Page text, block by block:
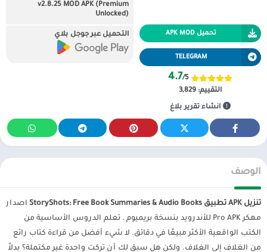
تحميل APK MOD
TELEGRAM
4.7/5
التقييم: 3,829
انشاء تقرير بلاغ
v2.8.25 MOD APK (Premium
Unlocked)
التحميل عبر جوجل بلاي
الوصف
تنزيل APK تطبيق StoryShots: Free Book Summaries & Audio Books
اصدار
مهكر Pro APK للأندرويد بنسخة بريميوم . تعلم الدروس الأساسية من
الكتب الواقعية الأكثر مبيعًا في دقائق. لا شيء أفضل من قراءة كتاب رائع
من الغلاف إلى الغلاف. ولكن هل سبق لك أن تركت واحدة غير مكتملة؟ بدلاً